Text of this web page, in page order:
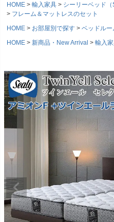
HOME
輸入家具
シーリーベッド（
フレーム＆マットレスのセット
HOME
お部屋別で探す ベッドルー
HOME
新商品・New Arrival 輸入